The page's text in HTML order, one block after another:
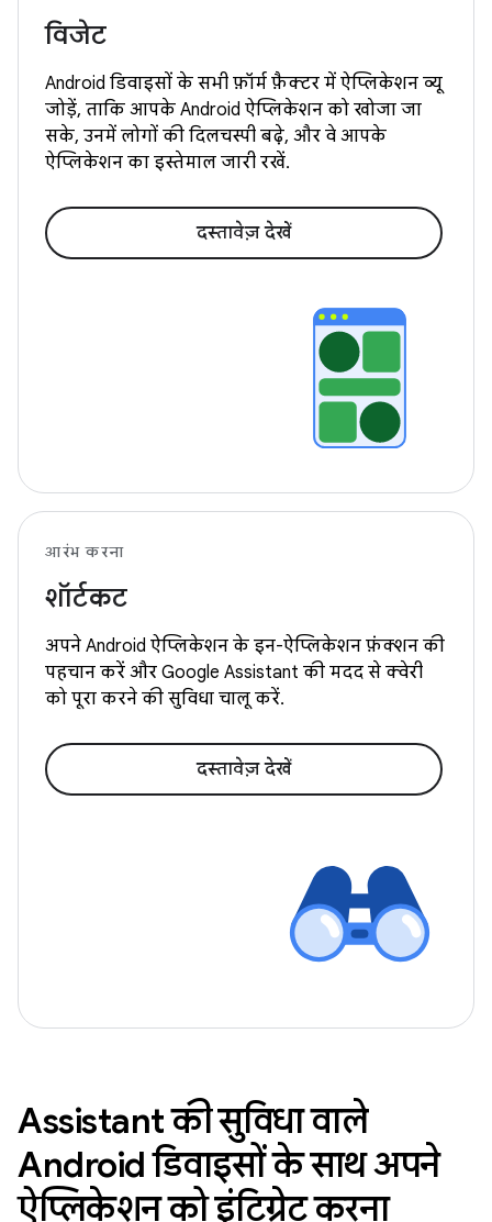
विजेट
Android डिवाइसों के सभी फ़ॉर्म फ़ैक्टर में ऐप्लिकेशन व्यू
जोड़ें, ताकि आपके Android ऐप्लिकेशन को खोजा जा
सके, उनमें लोगों की दिलचस्पी बढ़े, और वे आपके
ऐप्लिकेशन का इस्तेमाल जारी रखें.
दस्तावेज़ देखें
आरंभ करना
शॉर्टकट
अपने Android ऐप्लिकेशन के इन-ऐप्लिकेशन फ़ंक्शन की
पहचान करें और Google Assistant की मदद से क्वेरी
को पूरा करने की सुविधा चालू करें.
दस्तावेज़ देखें
Assistant की सुविधा वाले
Android डिवाइसों के साथ अपने
ऐप्लिकेशन को इंटिग्रेट करना